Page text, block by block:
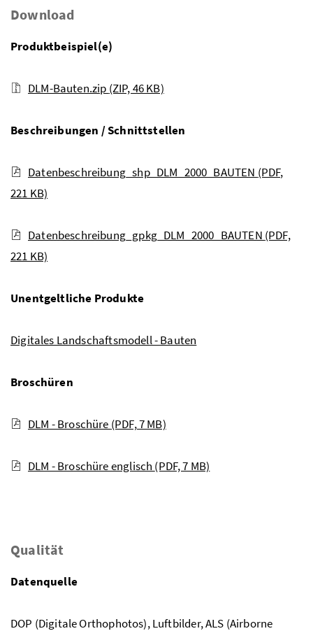
Download
Produktbeispiel(e)
DLM-Bauten.zip (ZIP, 46 KB)
Beschreibungen / Schnittstellen
Datenbeschreibung_shp_DLM_2000_BAUTEN (PDF,
221 KB)
Datenbeschreibung_gpkg_DLM_2000_BAUTEN (PDF,
221 KB)
Unentgeltliche Produkte
Digitales Landschaftsmodell - Bauten
Broschüren
DLM - Broschüre (PDF, 7 MB)
DLM - Broschüre englisch (PDF, 7 MB)
Qualität
Datenquelle
DOP (Digitale Orthophotos), Luftbilder, ALS (Airborne